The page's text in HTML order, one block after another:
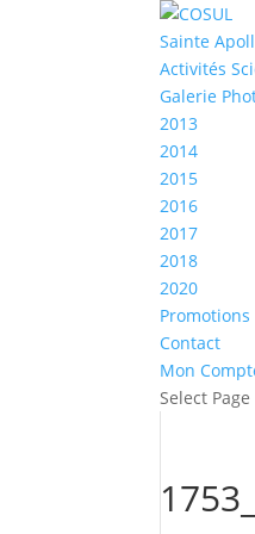
Sainte
Activités
Galerie
2013
2014
2015
2016
2017
2018
2020
Promotions
Contact
Mon
Select Page